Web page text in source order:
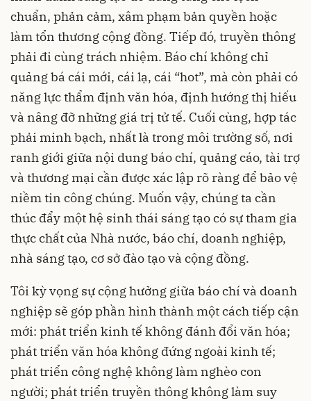
chuẩn, phản cảm, xâm phạm bản quyền hoặc
làm tổn thương cộng đồng. Tiếp đó, truyền thông
phải đi cùng trách nhiệm. Báo chí không chỉ
quảng bá cái mới, cái lạ, cái “hot”, mà còn phải có
năng lực thẩm định văn hóa, định hướng thị hiếu
và nâng đỡ những giá trị tử tế. Cuối cùng, hợp tác
phải minh bạch, nhất là trong môi trường số, nơi
ranh giới giữa nội dung báo chí, quảng cáo, tài trợ
và thương mại cần được xác lập rõ ràng để bảo vệ
niềm tin công chúng. Muốn vậy, chúng ta cần
thúc đẩy một hệ sinh thái sáng tạo có sự tham gia
thực chất của Nhà nước, báo chí, doanh nghiệp,
nhà sáng tạo, cơ sở đào tạo và cộng đồng.
Tôi kỳ vọng sự cộng hưởng giữa báo chí và doanh
nghiệp sẽ góp phần hình thành một cách tiếp cận
mới: phát triển kinh tế không đánh đổi văn hóa;
phát triển văn hóa không đứng ngoài kinh tế;
phát triển công nghệ không làm nghèo con
người; phát triển truyền thông không làm suy